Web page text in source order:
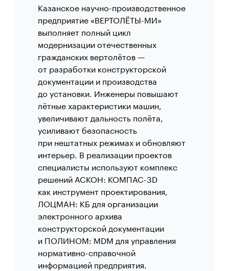
Казанское научно-производственное
предприятие «ВЕРТОЛЁТЫ-МИ»
выполняет полный цикл
модернизации отечественных
гражданских вертолётов —
от разработки конструкторской
документации и производства
до установки. Инженеры повышают
лётные характеристики машин,
увеличивают дальность полёта,
усиливают безопасность
при нештатных режимах и обновляют
интерьер. В реализации проектов
специалисты используют комплекс
решений АСКОН: КОМПАС-3D
как инструмент проектирования,
ЛОЦМАН: КБ для организации
электронного архива
конструкторской документации
и ПОЛИНОМ: MDM для управления
нормативно-справочной
информацией предприятия.